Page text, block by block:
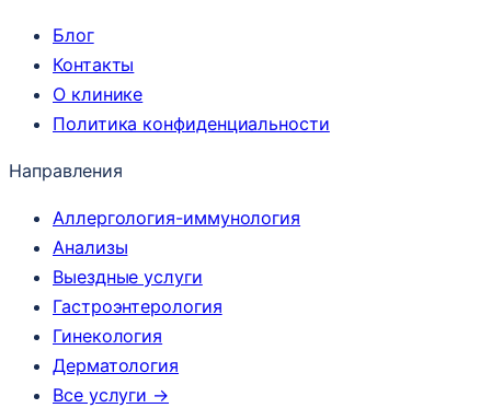
Блог
Контакты
О клинике
Политика конфиденциальности
Направления
Аллергология-иммунология
Анализы
Выездные услуги
Гастроэнтерология
Гинекология
Дерматология
Все услуги →